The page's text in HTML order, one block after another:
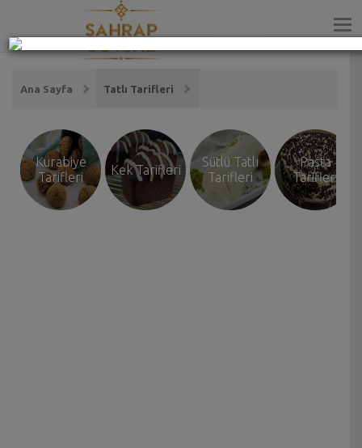
Ana Sayfa Tatlı Tarifleri
Kurabiye
Tarifleri
Kek Tarifleri
Sütlü Tatlı
Tarifleri
Pasta
Tarifleri